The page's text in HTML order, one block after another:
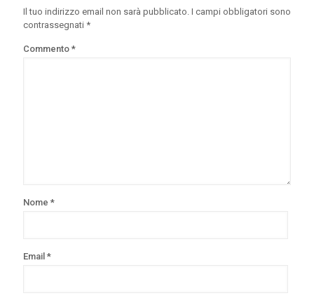
Il tuo indirizzo email non sarà pubblicato. I campi obbligatori sono
contrassegnati *
Commento *
Nome *
Email *